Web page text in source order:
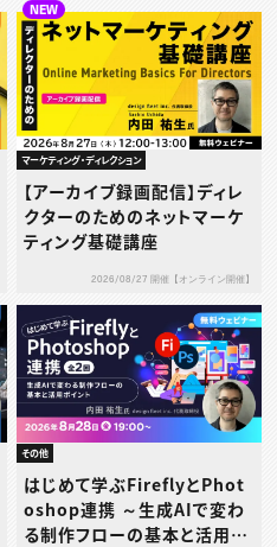
NEW
マーケティング・ディレクション
【アーカイブ録画配信】ディレ
クターのためのネットマーケ
ティング基礎講座
2026/08/27 開催【オンライン開催】
その他
はじめて学ぶFireflyとPhot
oshop連携 ～生成AIで変わ
る制作フローの基本と活用ポ